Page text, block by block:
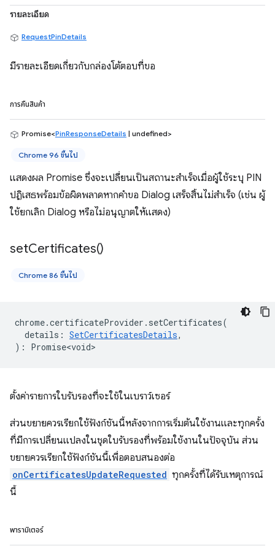
รายละเอียด
RequestPinDetails
มีรายละเอียดเกี่ยวกับกล่องโต้ตอบที่ขอ
การคืนสินค้า
Promise<PinResponseDetails | undefined>
Chrome 96 ขึ้นไป
แสดงผล Promise ซึ่งจะเปลี่ยนเป็นสถานะสำเร็จเมื่อผู้ใช้ระบุ PIN
ปฏิเสธพร้อมข้อผิดพลาดหากคำขอ Dialog เสร็จสิ้นไม่สำเร็จ (เช่น ผู้
ใช้ยกเลิก Dialog หรือไม่อนุญาตให้แสดง)
setCertificates()
Chrome 86 ขึ้นไป
chrome.certificateProvider . setCertificates(
details : SetCertificatesDetails,
) : Promise<void>
ตั้งค่ารายการใบรับรองที่จะใช้ในเบราว์เซอร์
ส่วนขยายควรเรียกใช้ฟังก์ชันนี้หลังจากการเริ่มต้นใช้งานและทุกครั้ง
ที่มีการเปลี่ยนแปลงในชุดใบรับรองที่พร้อมใช้งานในปัจจุบัน ส่วน
ขยายควรเรียกใช้ฟังก์ชันนี้เพื่อตอบสนองต่อ
onCertificatesUpdateRequested ทุกครั้งที่ได้รับเหตุการณ์
นี้
พารามิเตอร์